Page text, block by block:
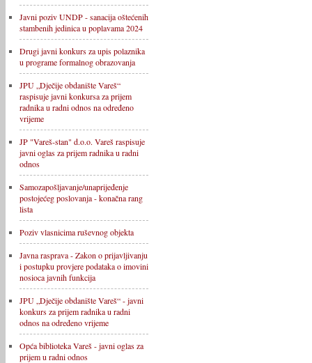
Javni poziv UNDP - sanacija oštećenih
stambenih jedinica u poplavama 2024
Drugi javni konkurs za upis polaznika
u programe formalnog obrazovanja
JPU „Dječije obdanište Vareš“
raspisuje javni konkursa za prijem
radnika u radni odnos na određeno
vrijeme
JP "Vareš-stan" d.o.o. Vareš raspisuje
javni oglas za prijem radnika u radni
odnos
Samozapošljavanje/unaprijeđenje
postojećeg poslovanja - konačna rang
lista
Poziv vlasnicima ruševnog objekta
Javna rasprava - Zakon o prijavljivanju
i postupku provjere podataka o imovini
nosioca javnih funkcija
JPU „Dječije obdanište Vareš“ - javni
konkurs za prijem radnika u radni
odnos na određeno vrijeme
Opća biblioteka Vareš - javni oglas za
prijem u radni odnos